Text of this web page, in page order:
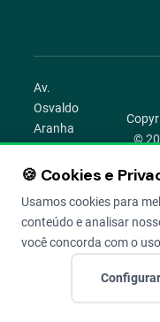
Av.
Osvaldo
Aranha
1022 –
Bom
Porto
Alegre –
RS
©
🍪 Cookies e
Usamos cookies para
conteúdo e analisar
você concorda com o
Configurar